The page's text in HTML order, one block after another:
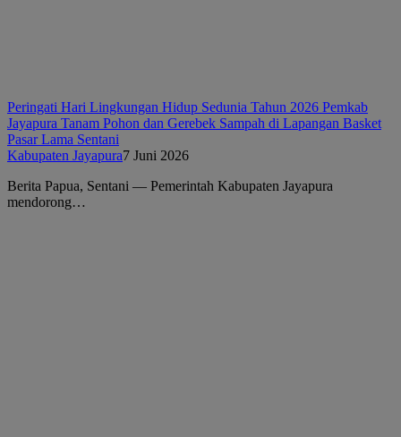
Peringati Hari Lingkungan Hidup Sedunia Tahun 2026 Pemkab
Jayapura Tanam Pohon dan Gerebek Sampah di Lapangan Basket
Pasar Lama Sentani
Kabupaten Jayapura7 Juni 2026
Berita Papua, Sentani — Pemerintah Kabupaten Jayapura
mendorong…